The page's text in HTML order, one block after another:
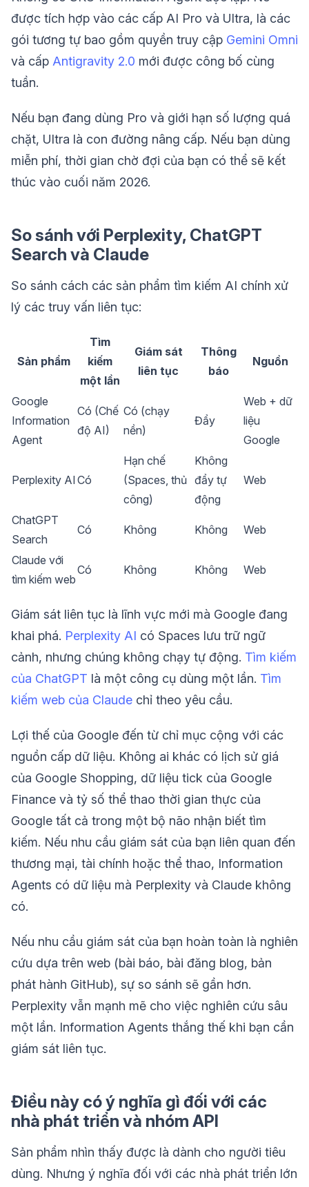
được tích hợp vào các cấp AI Pro và Ultra, là các
gói tương tự bao gồm quyền truy cập Gemini Omni
và cấp Antigravity 2.0 mới được công bố cùng
tuần.
Nếu bạn đang dùng Pro và giới hạn số lượng quá
chặt, Ultra là con đường nâng cấp. Nếu bạn dùng
miễn phí, thời gian chờ đợi của bạn có thể sẽ kết
thúc vào cuối năm 2026.
So sánh với Perplexity, ChatGPT
Search và Claude
So sánh cách các sản phẩm tìm kiếm AI chính xử
lý các truy vấn liên tục:
Sản phẩm
Tìm
kiếm
một lần
Giám sát
liên tục
Thông
báo
Nguồn
Google
Information
Agent
Có (Chế
độ AI)
Có (chạy
nền)
Đẩy
Web + dữ
liệu
Google
Perplexity AICó
Hạn chế
(Spaces, thủ
công)
Không
đẩy tự
động
Web
ChatGPT
Search
Có Không Không Web
Claude với
tìm kiếm web
Có Không Không Web
Giám sát liên tục là lĩnh vực mới mà Google đang
khai phá. Perplexity AI có Spaces lưu trữ ngữ
cảnh, nhưng chúng không chạy tự động. Tìm kiếm
của ChatGPT là một công cụ dùng một lần. Tìm
kiếm web của Claude chỉ theo yêu cầu.
Lợi thế của Google đến từ chỉ mục cộng với các
nguồn cấp dữ liệu. Không ai khác có lịch sử giá
của Google Shopping, dữ liệu tick của Google
Finance và tỷ số thể thao thời gian thực của
Google tất cả trong một bộ não nhận biết tìm
kiếm. Nếu nhu cầu giám sát của bạn liên quan đến
thương mại, tài chính hoặc thể thao, Information
Agents có dữ liệu mà Perplexity và Claude không
có.
Nếu nhu cầu giám sát của bạn hoàn toàn là nghiên
cứu dựa trên web (bài báo, bài đăng blog, bản
phát hành GitHub), sự so sánh sẽ gần hơn.
Perplexity vẫn mạnh mẽ cho việc nghiên cứu sâu
một lần. Information Agents thắng thế khi bạn cần
giám sát liên tục.
Điều này có ý nghĩa gì đối với các
nhà phát triển và nhóm API
Sản phẩm nhìn thấy được là dành cho người tiêu
dùng. Nhưng ý nghĩa đối với các nhà phát triển lớn